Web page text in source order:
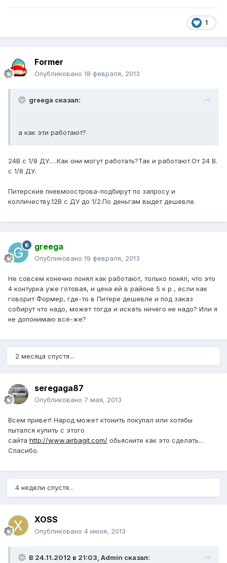
1
Former
Опубликовано 18 февраля, 2013
greega сказал:
а как эти работают?
24В с 1/8 ДУ.....Как они могут работать?Так и работают.От 24 В.
с 1/8 ДУ.
Питерские пневмоострова-подбирут по запросу и
колличеству.12В с ДУ до 1/2.По деньгам выдет дешевле.
greega
Опубликовано 19 февраля, 2013
Не совсем конечно понял как работают, только понял, что это
4 контурка уже готовая, и цена ей в районе 5 к р , если как
говорит Формер, где-то в Питере дешевле и под заказ
собирут что надо, может тогда и искать ничего не надо? Или я
не допонимаю всё-же?
2 месяца спустя...
seregaga87
Опубликовано 7 мая, 2013
Всем привет! Народ может ктонить покупал или хотябы
пытался купить с этого
сайта http://www.airbagit.com/ обьясните как это сделать...
Спасибо.
4 недели спустя...
XOSS
Опубликовано 4 июня, 2013
В 24.11.2012 в 21:03, Admin сказал: